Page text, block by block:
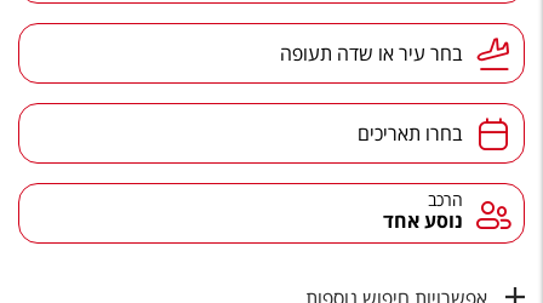
חבילות נופש
הרגע האחרון
חבילות בריאות וספא
טיסות לחו"ל
בחר עיר או שדה תעופה
בחרו תאריכים
הרכב
נוסע אחד